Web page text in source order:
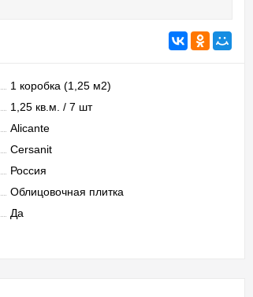
1 коробка (1,25 м2)
1,25 кв.м. / 7 шт
Alicante
Cersanit
Россия
Облицовочная плитка
Да